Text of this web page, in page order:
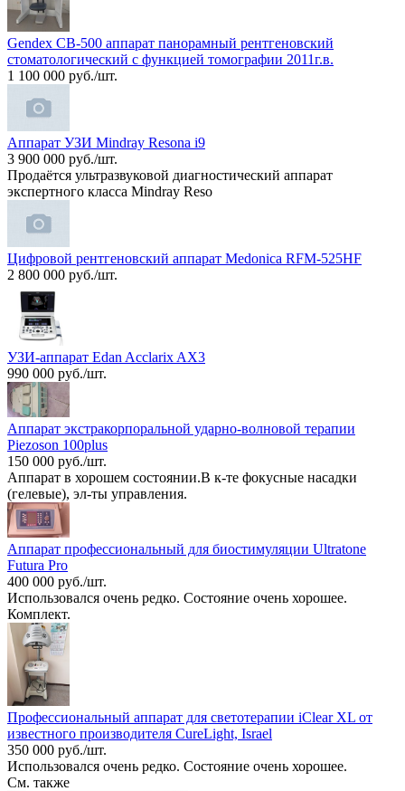
Gendex CB-500 аппарат панорамный рентгеновский
стоматологический с функцией томографии 2011г.в.
1 100 000 руб./шт.
Аппарат УЗИ Mindray Resona i9
3 900 000 руб./шт.
Продаётся ультразвуковой диагностический аппарат
экспертного класса Mindray Reso
Цифровой рентгеновский аппарат Medonica RFM-525HF
2 800 000 руб./шт.
УЗИ-аппарат Edan Acclarix AX3
990 000 руб./шт.
Аппарат экстракорпоральной ударно-волновой терапии
Piezoson 100plus
150 000 руб./шт.
Аппарат в хорошем состоянии.В к-те фокусные насадки
(гелевые), эл-ты управления.
Аппарат профессиональный для биостимуляции Ultratone
Futura Pro
400 000 руб./шт.
Использовался очень редко. Состояние очень хорошее.
Комплект.
Профессиональный аппарат для светотерапии iClear XL от
известного производителя CureLight, Israel
350 000 руб./шт.
Использовался очень редко. Состояние очень хорошее.
См. также